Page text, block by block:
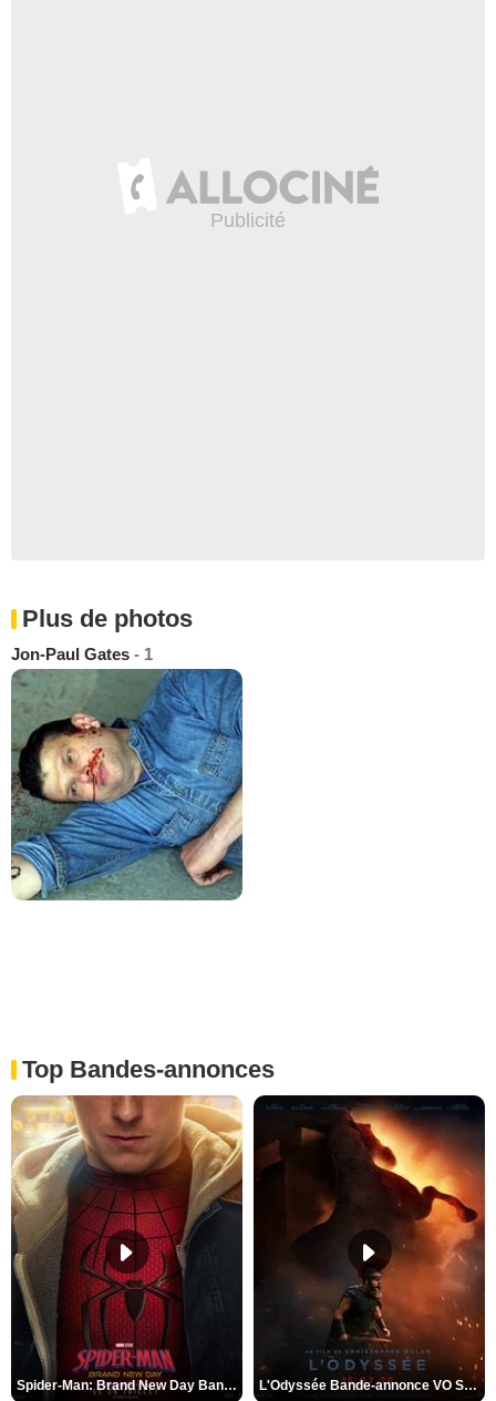
Plus de photos
Jon-Paul Gates - 1
Top Bandes-annonces
Spider-Man: Brand New Day Bande-annonce VO STFR L'Odyssée Bande-annonce VO STFR